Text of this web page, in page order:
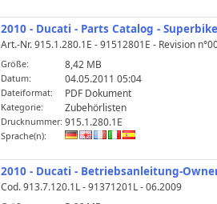
2010 - Ducati - Parts Catalog -
Art.-Nr. 915.1.280.1E - 91512801E - Revision
Größe: 8,42 MB
Datum: 04.05.2011 05:04
Dateiformat: PDF Dokument
Kategorie: Zubehörlisten
Drucknummer: 915.1.280.1E
Sprache(n):
2010 - Ducati - Betriebsanleitung-
Cod. 913.7.120.1L - 91371201L - 06.2009